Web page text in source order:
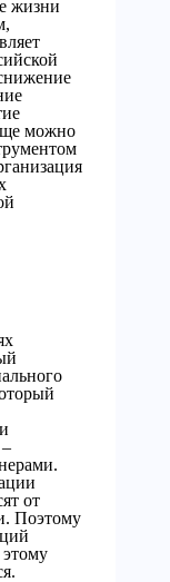
жизни
можно
от
Поэтому